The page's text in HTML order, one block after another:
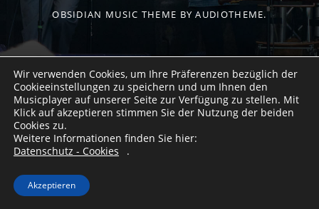
OBSIDIAN MUSIC THEME BY AUDIOTHEME.
Wir verwenden Cookies, um Ihre Präferenzen bezüglich der
Cookieeinstellungen zu speichern und um Ihnen den
Musicplayer auf unserer Seite zur Verfügung zu stellen. Mit
Klick auf akzeptieren stimmen Sie der Nutzung der beiden
Cookies zu.
Weitere Informationen finden Sie hier:
Datenschutz - Cookies
.
Akzeptieren